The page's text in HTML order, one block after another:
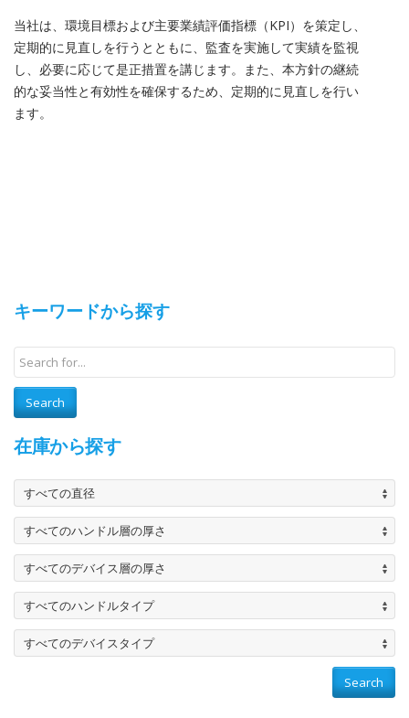
当社は、環境目標および主要業績評価指標（KPI）を策定し、
定期的に見直しを行うとともに、監査を実施して実績を監視
し、必要に応じて是正措置を講じます。また、本方針の継続
的な妥当性と有効性を確保するため、定期的に見直しを行い
ます。
キーワードから探す
在庫から探す
すべての直径
すべてのハンドル層の厚さ
すべてのデバイス層の厚さ
すべてのハンドルタイプ
すべてのデバイスタイプ